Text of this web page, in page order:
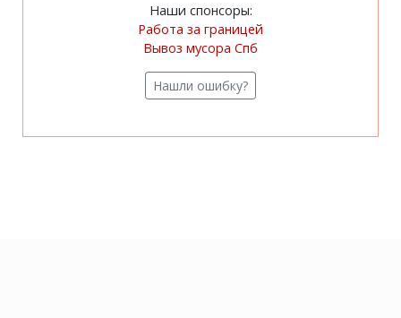
Наши спонсоры:
Работа за границей
Вывоз мусора Спб
Нашли ошибку?